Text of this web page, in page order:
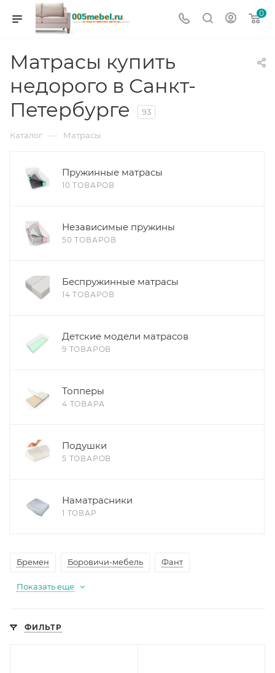
0
Матрасы купить
недорого в Санкт-
Петербурге
93
Каталог — Матрасы
Пружинные матрасы
10 ТОВАРОВ
Независимые пружины
50 ТОВАРОВ
Беспружинные матрасы
14 ТОВАРОВ
Детские модели матрасов
9 ТОВАРОВ
Топперы
4 ТОВАРА
Подушки
5 ТОВАРОВ
Наматрасники
1 ТОВАР
Бремен Боровичи-мебель Фант
Показать еще
ФИЛЬТР